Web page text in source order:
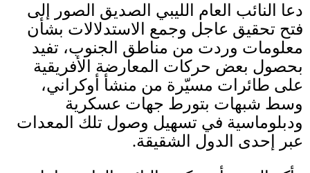
دعا النائب العام الليبي الصديق الصور إلى
فتح تحقيق عاجل وجمع الاستدلالات بشأن
معلومات وردت من مناطق الجنوب، تفيد
بحصول بعض حركات المعارضة الأفريقية
على طائرات مسيّرة من منشأ أوكراني،
وسط شبهات بتورط جهات عسكرية
ودبلوماسية في تسهيل وصول تلك المعدات
عبر إحدى الدول الشقيقة.